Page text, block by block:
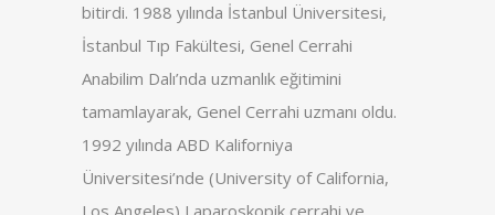
bitirdi. 1988 yılında İstanbul Üniversitesi,
İstanbul Tıp Fakültesi, Genel Cerrahi
Anabilim Dalı’nda uzmanlık eğitimini
tamamlayarak, Genel Cerrahi uzmanı oldu.
1992 yılında ABD Kaliforniya
Üniversitesi’nde (University of California,
Los Angeles) Laparoskopik cerrahi ve